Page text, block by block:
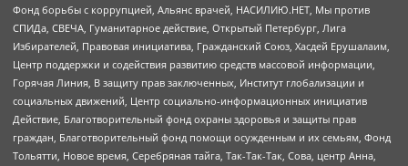
Фонд борьбы с коррупцией, Альянс врачей, НАСИЛИЮ.НЕТ, Мы против
СПИДа, СВЕЧА, Гуманитарное действие, Открытый Петербург, Лига
Избирателей, Правовая инициатива, Гражданский Союз, Хасдей Ерушалаим,
Центр поддержки и содействия развитию средств массовой информации,
Горячая Линия, В защиту прав заключенных, Институт глобализации и
социальных движений, Центр социально-информационных инициатив
Действие, Благотворительный фонд охраны здоровья и защиты прав
граждан, Благотворительный фонд помощи осужденным и их семьям, Фонд
Тольятти, Новое время, Серебряная тайга, Так-Так-Так, Сова, центр Анна,